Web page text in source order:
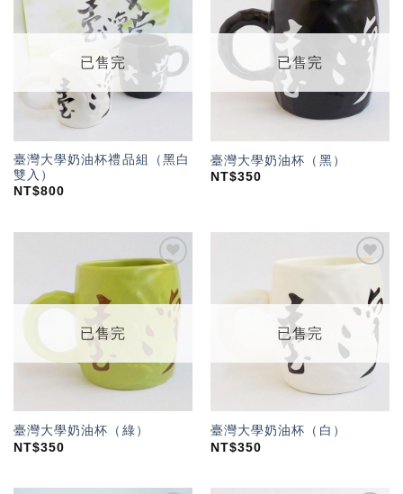
加入
「願
望輕
單」
已售完
臺灣大學奶油杯禮品組（黑白
雙入）
NT$800
加入
「願
望輕
單」
已售完
臺灣大學奶油杯（黑）
NT$350
加入
「願
望輕
已售完
臺灣大學奶油杯（綠）
NT$350
「願
望輕
單」
已售完
臺灣大學奶油杯（白）
NT$350